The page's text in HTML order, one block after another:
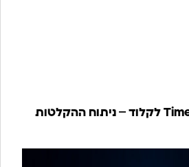
המדריך לחיבור Timeless לקלוד – ניתוח ההקלטות